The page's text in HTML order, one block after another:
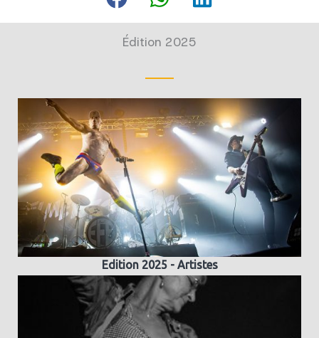
Édition 2025
Edition 2025 - Artistes